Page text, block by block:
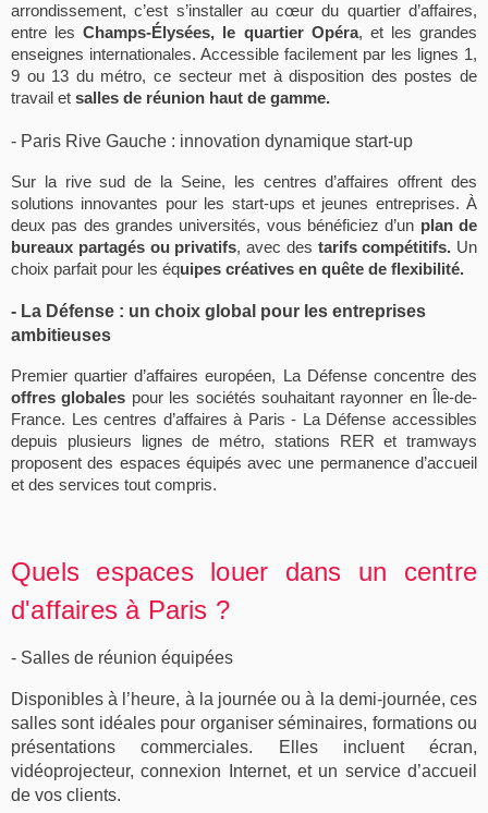
arrondissement, c’est s’installer aucœur du quartier d’affaires,
entre lesChamps-Élysées, le quartier Opéra, et les grandes
enseignes internationales. Accessible facilement par les
lignes 1,
9 ou 13 du métro, ce secteur met à disposition des postes de
travail et salles de réunion haut de gamme.
- Paris Rive Gauche : innovation dynamique start-up
Sur la rive sud de la Seine, les centres d’affaires offrent des
solutions innovantes pour les start-ups et jeunes entreprises. À
deux pas des grandes universités, vous bénéficiez d’un plande
bureaux partagés ou privatifs, avec des tarifscompétitifs. Un
choix parfait pour les équipes créatives en quête de flexibilité.
- La Défense : un choix global pour les entreprises
ambitieuses
Premier quartier d’affaires européen, La Défense concentre des
offres globales pour les sociétés souhaitant rayonner en Île-de-
France. Lescentres d’affaires à Paris - La Défense accessibles
depuis plusieurs
lignes de métro, stations RER et tramways
proposent des espaces équipésavec une permanenced’accueil
et des services tout compris.
Quels espaces louer dans un centre
d'affaires à Paris ?
- Salles de réunion équipées
Disponibles à l’heure, à la journée ou à la demi-journée, ces
salles sont idéales pour organiser séminaires, formations ou
présentations commerciales. Elles incluent écran,
vidéoprojecteur, connexion Internet, et un service d’accueil
de vos clients.